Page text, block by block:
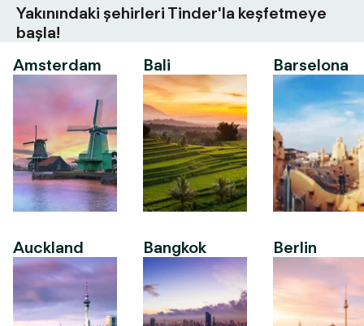
Yakınındaki şehirleri Tinder'la keşfetmeye
başla!
Amsterdam
Auckland
Bali
Bangkok
Barselona
Berlin